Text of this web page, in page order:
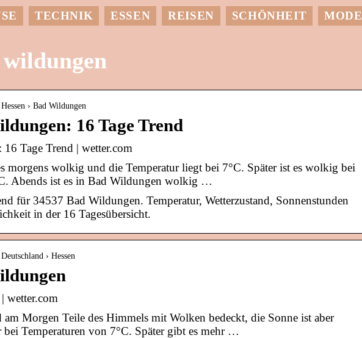
TECHNIK ESSEN REISEN SCHÖNHEIT MODE
› Bad Wildungen
16 Tage Trend
Tage Trend | wetter.com
morgens wolkig und die Temperatur liegt bei 7°C. Später ist es wolkig bei
Abends ist es in Bad Wildungen wolkig …
für 34537 Bad Wildungen. Temperatur, Wetterzustand, Sonnenstunden
in der 16 Tagesübersicht.
› Hessen
wetter.com
Morgen Teile des Himmels mit Wolken bedeckt, die Sonne ist aber
bei Temperaturen von 7°C. Später gibt es mehr …